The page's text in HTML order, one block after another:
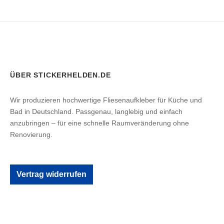
ÜBER STICKERHELDEN.DE
Wir produzieren hochwertige Fliesenaufkleber für Küche und
Bad in Deutschland. Passgenau, langlebig und einfach
anzubringen – für eine schnelle Raumveränderung ohne
Renovierung.
Vertrag widerrufen